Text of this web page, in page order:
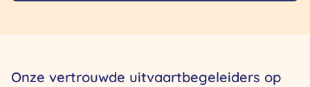
Onze vertrouwde uitvaartbegeleiders op